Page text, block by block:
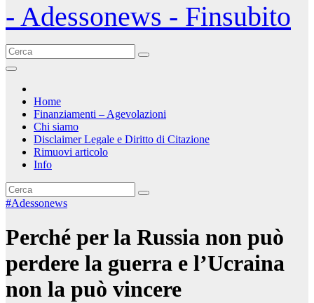
- Adessonews - Finsubito
Home
Finanziamenti – Agevolazioni
Chi siamo
Disclaimer Legale e Diritto di Citazione
Rimuovi articolo
Info
#Adessonews
Perché per la Russia non può
perdere la guerra e l’Ucraina
non la può vincere